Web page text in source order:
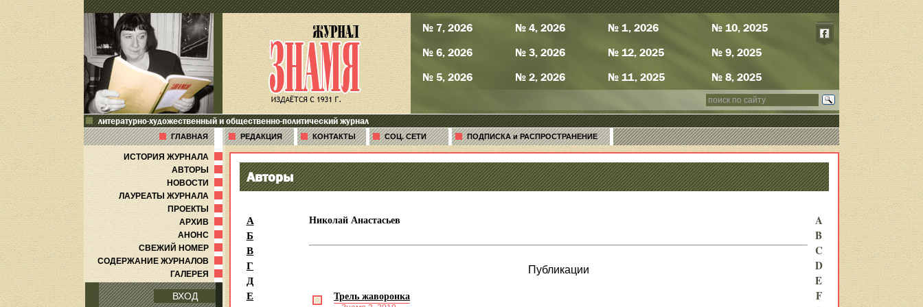
№ 7, 2026
№ 6, 2026
№ 5, 2026
№ 4, 2026
№ 3, 2026
№ 2, 2026
№ 1, 2026
№ 12, 2025
№ 11, 2025
№ 10, 2025
№ 9, 2025
№ 8, 2025
литературно-художественный и общественно-политический журнал
ГЛАВНАЯ РЕДАКЦИЯ КОНТАКТЫ СОЦ. СЕТИ ПОДПИСКА и РАСПРОСТРАНЕНИЕ
ИСТОРИЯ ЖУРНАЛА
АВТОРЫ
НОВОСТИ
ЛАУРЕАТЫ ЖУРНАЛА
ПРОЕКТЫ
АРХИВ
АНОНС
СВЕЖИЙ НОМЕР
СОДЕРЖАНИЕ ЖУРНАЛОВ
ГАЛЕРЕЯ
ВХОД
Авторы
А
Б
В
Г
Д
Е
Николай Анастасьев
Публикации
Трель жаворонка
A
B
C
D
E
F